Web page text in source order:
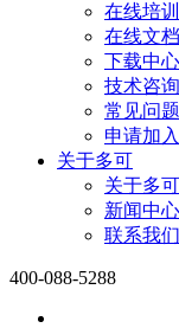
在线培训
在线文档
下载中心
技术咨
常见问题
申请加
关于多可
关于多可
新闻中心
联系我们
400-088-5288